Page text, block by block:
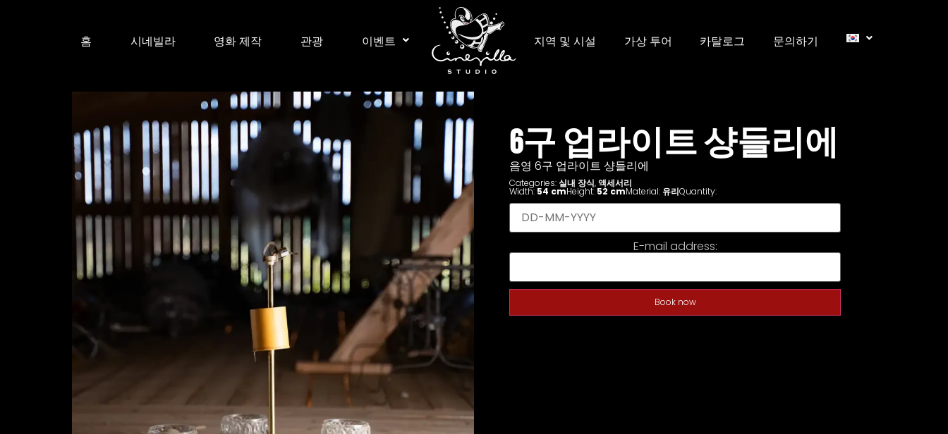
홈 시네빌라 영화 제작 관광 이벤트 지역 및 시설 가상 투어 카탈로그 문의하기
6구 업라이트 샹들리에
음영 6구 업라이트 샹들리에
Categories:실내 장식,액세서리
Width: 54 cmHeight:52 cmMaterial: 유리Quantity:
E-mail address:
Book now